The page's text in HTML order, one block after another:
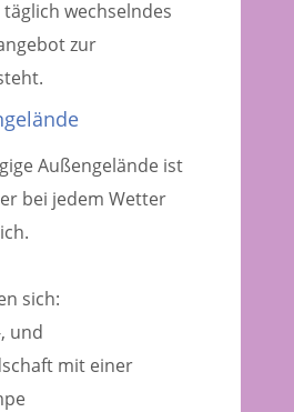
wechselndes
zur
Außengelände ist
bei jedem Wetter
sich:
und
mit einer